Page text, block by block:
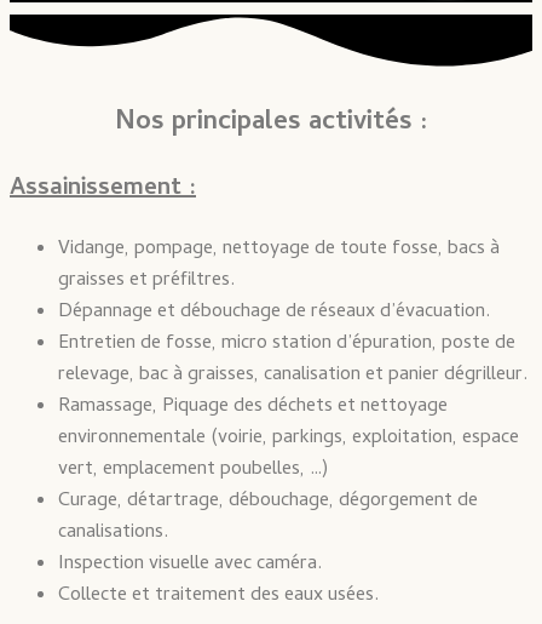
Nos principales activités :
Assainissement :
Vidange, pompage, nettoyage de toute fosse, bacs à
graisses et préfiltres.
Dépannage et débouchage de réseaux d’évacuation.
Entretien de fosse, micro station d’épuration, poste de
relevage, bac à graisses, canalisation et panier dégrilleur.
Ramassage, Piquage des déchets et nettoyage
environnementale (voirie, parkings, exploitation, espace
vert, emplacement poubelles, …)
Curage, détartrage, débouchage, dégorgement de
canalisations.
Inspection visuelle avec caméra.
Collecte et traitement des eaux usées.